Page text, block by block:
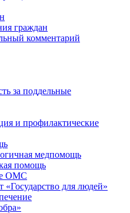
граждан
комментарий
за поддельные
и профилактические
медпомощь
помощь
ОМС
для людей»